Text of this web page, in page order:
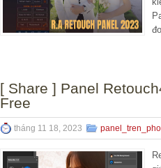
[ Share ] Panel
Free
tháng 11 18, 2023